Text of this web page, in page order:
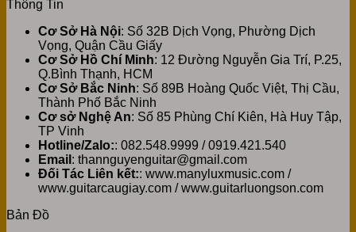
Thông Tin
Cơ Sở Hà Nội: Số 32B Dịch Vọng, Phường Dịch
Vọng, Quận Cầu Giấy
Cơ Sở Hồ Chí Minh: 12 Đường Nguyễn Gia Trí, P.25,
Q.Bình Thạnh, HCM
Cơ Sở Bắc Ninh: Số 89B Hoàng Quốc Việt, Thị Cầu,
Thành Phố Bắc Ninh
Cơ sở Nghệ An: Số 85 Phùng Chí Kiên, Hà Huy Tập,
TP Vinh
Hotline/Zalo:: 082.548.9999 / 0919.421.540
Email : thannguyenguitar@gmail.com
Đối Tác Liên kết:: www.manyluxmusic.com /
www.guitarcaugiay.com / www.guitarluongson.com
Bản Đồ